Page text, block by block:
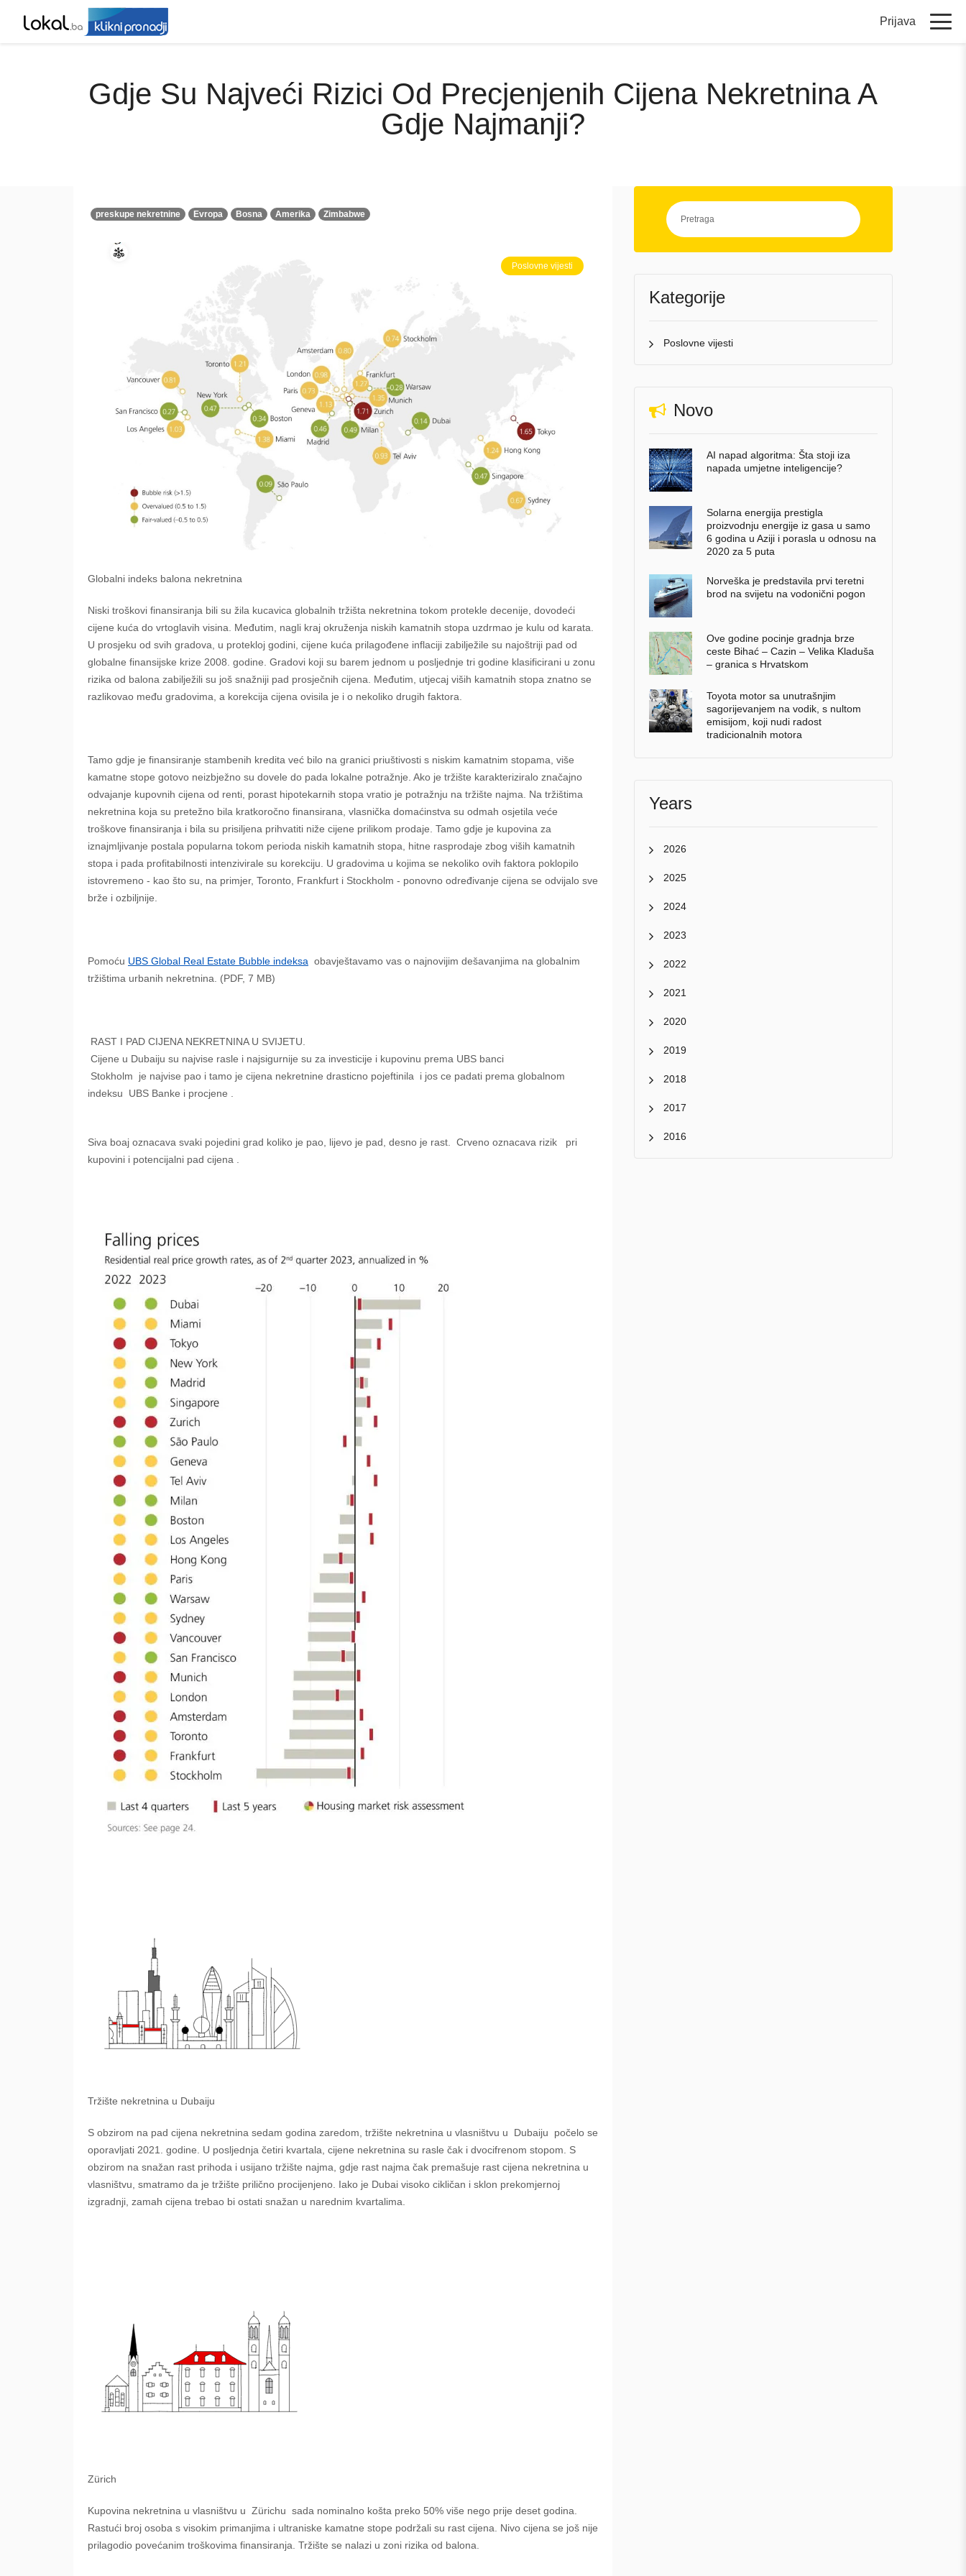
Prijava
Gdje Su Najveći Rizici Od Precjenjenih Cijena Nekretnina A
Gdje Najmanji?
preskupe nekretnine Evropa Bosna Amerika Zimbabwe
Poslovne vijesti
Globalni indeks balona nekretnina
Niski troškovi finansiranja bili su žila kucavica globalnih tržišta nekretnina tokom protekle decenije, dovodeći
cijene kuća do vrtoglavih visina. Međutim, nagli kraj okruženja niskih kamatnih stopa uzdrmao je kulu od karata.
U prosjeku od svih gradova, u protekloj godini, cijene kuća prilagođene inflaciji zabilježile su najoštriji pad od
globalne finansijske krize 2008. godine. Gradovi koji su barem jednom u posljednje tri godine klasificirani u zonu
rizika od balona zabilježili su još snažniji pad prosječnih cijena. Međutim, utjecaj viših kamatnih stopa znatno se
razlikovao među gradovima, a korekcija cijena ovisila je i o nekoliko drugih faktora.
Tamo gdje je finansiranje stambenih kredita već bilo na granici priuštivosti s niskim kamatnim stopama, više
kamatne stope gotovo neizbježno su dovele do pada lokalne potražnje. Ako je tržište karakteriziralo značajno
odvajanje kupovnih cijena od renti, porast hipotekarnih stopa vratio je potražnju na tržište najma. Na tržištima
nekretnina koja su pretežno bila kratkoročno finansirana, vlasnička domaćinstva su odmah osjetila veće
troškove finansiranja i bila su prisiljena prihvatiti niže cijene prilikom prodaje. Tamo gdje je kupovina za
iznajmljivanje postala popularna tokom perioda niskih kamatnih stopa, hitne rasprodaje zbog viših kamatnih
stopa i pada profitabilnosti intenzivirale su korekciju. U gradovima u kojima se nekoliko ovih faktora poklopilo
istovremeno - kao što su, na primjer, Toronto, Frankfurt i Stockholm - ponovno određivanje cijena se odvijalo sve
brže i ozbiljnije.
Pomoću UBS Global Real Estate Bubble indeksa obavještavamo vas o najnovijim dešavanjima na globalnim
tržištima urbanih nekretnina. (PDF, 7 MB)
RAST I PAD CIJENA NEKRETNINA U SVIJETU.
Cijene u Dubaiju su najvise rasle i najsigurnije su za investicije i kupovinu prema UBS banci
Stokholm je najvise pao i tamo je cijena nekretnine drasticno pojeftinila i jos ce padati prema globalnom
indeksu UBS Banke i procjene .
Siva boaj oznacava svaki pojedini grad koliko je pao, lijevo je pad, desno je rast. Crveno oznacava rizik pri
kupovini i potencijalni pad cijena .
Tržište nekretnina u Dubaiju
S obzirom na pad cijena nekretnina sedam godina zaredom, tržište nekretnina u vlasništvu u Dubaiju
počelo se
oporavljati 2021. godine. U posljednja četiri kvartala, cijene nekretnina su rasle čak i dvocifrenom stopom. S
obzirom na snažan rast prihoda i usijano tržište najma, gdje rast najma čak premašuje rast cijena nekretnina u
vlasništvu, smatramo da je tržište prilično procijenjeno. Iako je Dubai visoko cikličan i sklon prekomjernoj
izgradnji, zamah cijena trebao bi ostati snažan u narednim kvartalima.
Zürich
Kupovina nekretnina u vlasništvu u Zürichu sada nominalno košta preko 50% više nego prije deset godina.
Rastući broj osoba s visokim primanjima i ultraniske kamatne stope podržali su rast cijena. Nivo cijena se još nije
prilagodio povećanim troškovima finansiranja. Tržište se nalazi u zoni rizika od balona.
Kategorije
Poslovne vijesti
Novo
AI napad algoritma: Šta stoji iza
napada umjetne inteligencije?
Solarna energija prestigla
proizvodnju energije iz gasa u samo
6 godina u Aziji i porasla u odnosu na
2020 za 5 puta
Norveška je predstavila prvi teretni
brod na svijetu na vodonični pogon
Ove godine pocinje gradnja brze
ceste Bihać – Cazin – Velika Kladuša
– granica s Hrvatskom
Toyota motor sa unutrašnjim
sagorijevanjem na vodik, s nultom
emisijom, koji nudi radost
tradicionalnih motora
Years
2026
2025
2024
2023
2022
2021
2020
2019
2018
2017
2016